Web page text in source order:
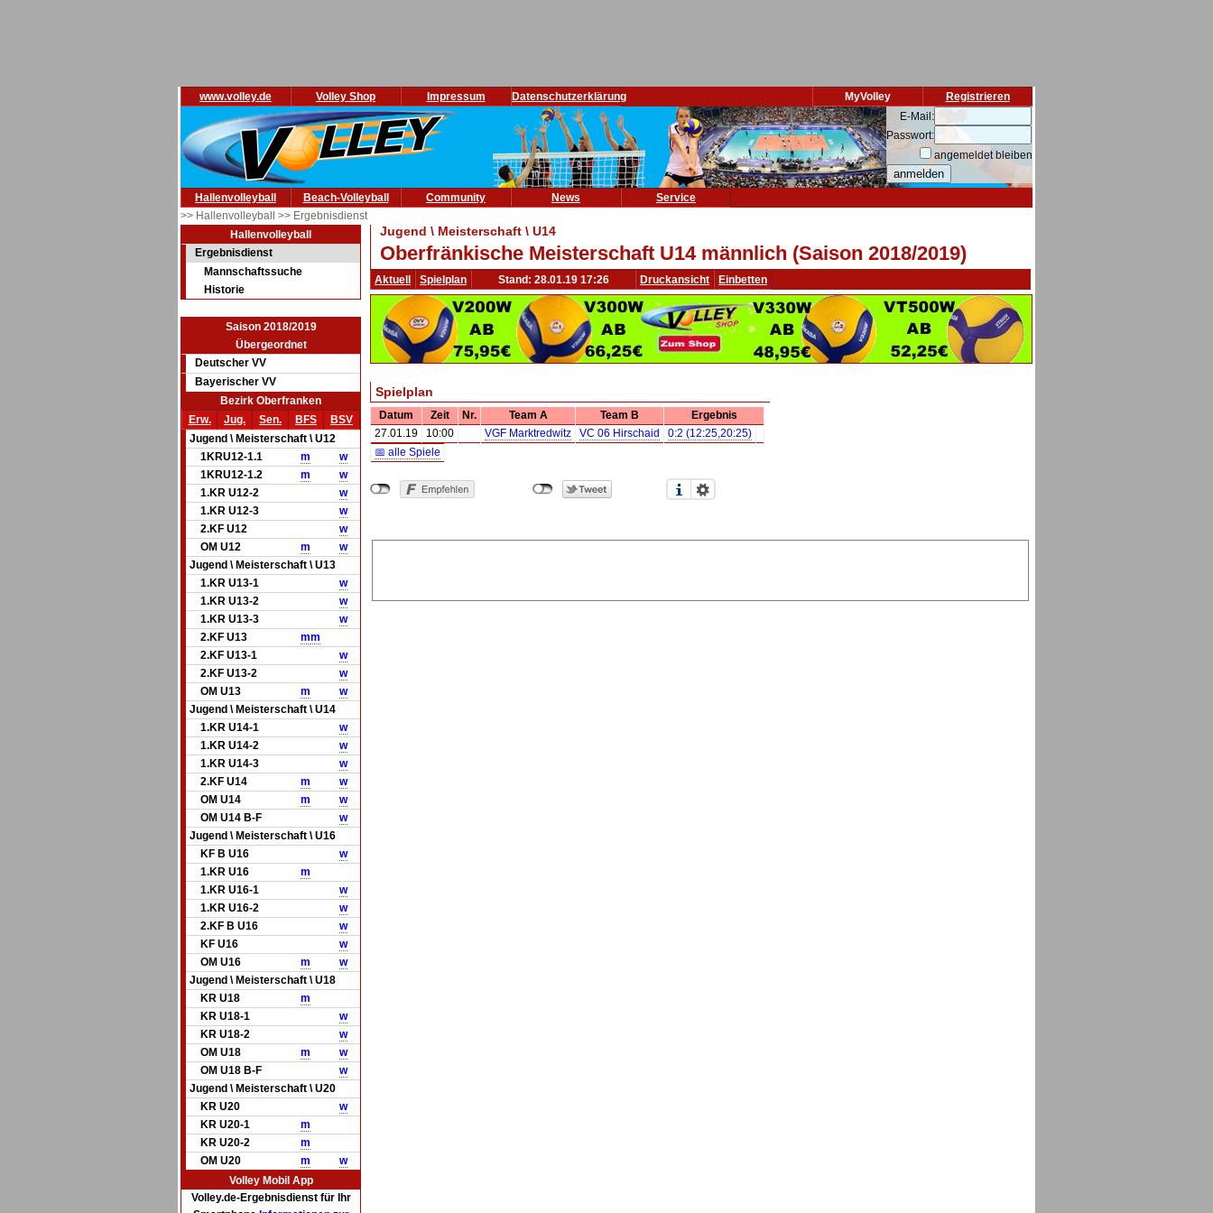
www.volley.de Volley Shop Impressum Datenschutzerklärung Registrieren
MyVolley
E-Mail:
Passwort:
angemeldet bleiben
Hallenvolleyball Beach-Volleyball Community News
Service
>> Hallenvolleyball >> Ergebnisdienst
Hallenvolleyball
Ergebnisdienst
Mannschaftssuche
Historie
Saison 2018/2019
Übergeordnet
Deutscher VV
Bayerischer VV
Bezirk Oberfranken
Erw.
Jug. Sen. BFS
BSV
Jugend \ Meisterschaft \ U12
1KRU12-1.1
m
w
1KRU12-1.2
m
w
1.KR U12-2
w
1.KR U12-3
w
2.KF U12
w
OM U12
m
w
Jugend \ Meisterschaft \ U13
1.KR U13-1
w
1.KR U13-2
w
1.KR U13-3
w
2.KF U13
mm
2.KF U13-1
w
2.KF U13-2
w
OM U13
m
w
Jugend \ Meisterschaft \ U14
1.KR U14-1
w
1.KR U14-2
w
1.KR U14-3
w
2.KF U14
m
w
OM U14
m
w
OM U14 B-F
w
Jugend \ Meisterschaft \ U16
KF B U16
w
1.KR U16
m
1.KR U16-1
w
1.KR U16-2
w
2.KF B U16
w
KF U16
w
OM U16
m
w
Jugend \ Meisterschaft \ U18
KR U18
m
KR U18-1
w
KR U18-2
w
OM U18
m
w
OM U18 B-F
w
Jugend \ Meisterschaft \ U20
KR U20
w
KR U20-1
m
KR U20-2
m
OM U20
m
w
Volley Mobil App
Volley.de-Ergebnisdienst für Ihr
Jugend \ Meisterschaft \ U14
Oberfränkische Meisterschaft U14 männlich (Saison 2018/2019)
Aktuell Spielplan Stand: 28.01.19 17:26 Druckansicht Einbetten
Spielplan
Datum Zeit Nr. Team A Team B
Ergebnis
27.01.19
10:00 VGF Marktredwitz VC 06 Hirschaid
0:2 (12:25,20:25)
📅 alle Spiele